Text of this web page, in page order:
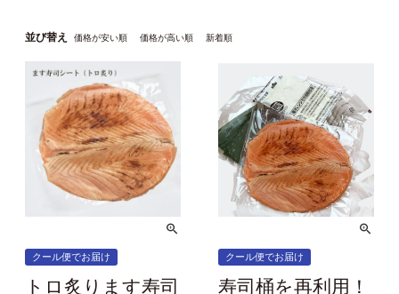
並び替え 価格が安い順 価格が高い順 新着順
クール便でお届け
トロ炙ります寿司
クール便でお届け
寿司桶を再利用！